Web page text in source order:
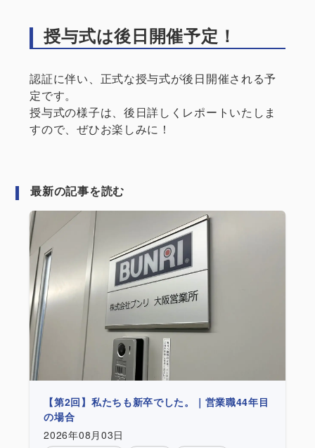
授与式は後日開催予定！
認証に伴い、正式な授与式が後日開催される予
定です。
授与式の様子は、後日詳しくレポートいたしま
すので、ぜひお楽しみに！
最新の記事を読む
【第2回】私たちも新卒でした。｜営業職44年目
の場合
2026年08月03日